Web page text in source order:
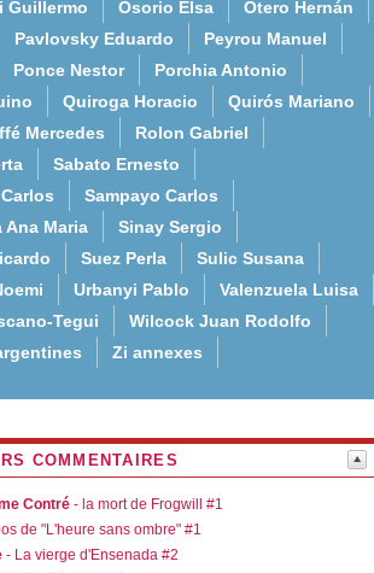
Guillermo Osorio Elsa
Otero Hernán
Pavlovsky Eduardo
Peyrou Manuel
Ponce Nestor
Porchia Antonio
Quiroga Horacio
Quirós Mariano
Mercedes
Rolon Gabriel
Sabato Ernesto
Sampayo Carlos
Ana Maria
Sinay Sergio
Suez Perla
Sulic Susana
Urbanyi Pablo
Valenzuela Luisa
Tegui
Wilcock Juan Rodolfo
Zi annexes
COMMENTAIRES
Contré - la mort de Frogwill #1
de "L'heure sans ombre" #1
- La vierge d'Ensenada #2